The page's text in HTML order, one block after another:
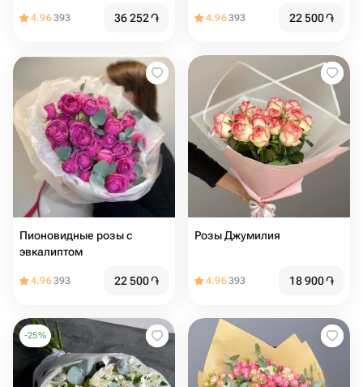
4.96393 36 252֏ 4.96393 22 500֏
Пионовидные розы с
эвкалиптом
4.96393 22 500֏
Розы Джумилия
4.96393 18 900֏
-25%